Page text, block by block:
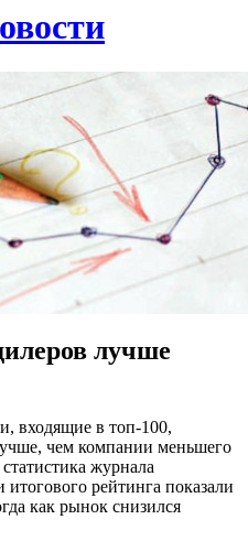
лучше
входящие в топ-100,
чем компании меньшего
журнала
итогового рейтинга показали
как рынок снизился